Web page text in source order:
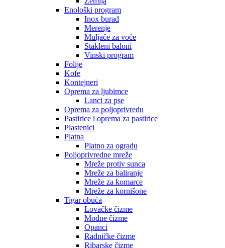
Enološki program
Inox burad
Merenje
Muljače za voće
Stakleni baloni
Vinski program
Folije
Kofe
Kontejneri
Oprema za ljubimce
Lanci za pse
Oprema za poljoprivredu
Pastirice i oprema za pastirice
Plastenici
Platna
Platno za ogradu
Poljoprivredne mreže
Mreže protiv sunca
Mreže za baliranje
Mreže za komarce
Mreže za kornišone
Tigar obuća
Lovačke čizme
Modne čizme
Opanci
Radničke čizme
Ribarske čizme